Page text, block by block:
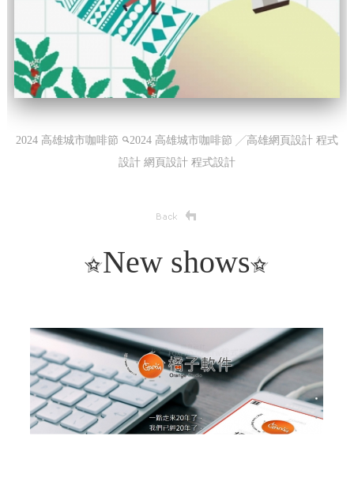
2024 高雄城市咖啡節
2024 高雄城市咖啡節 ╱高雄網頁設計 程式
設計 網頁設計 程式設計
New shows